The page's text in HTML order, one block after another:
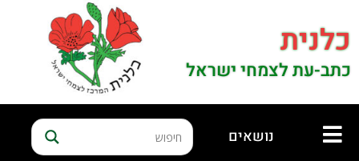
כלנית
כתב-עת לצמחי ישראל
נושאים